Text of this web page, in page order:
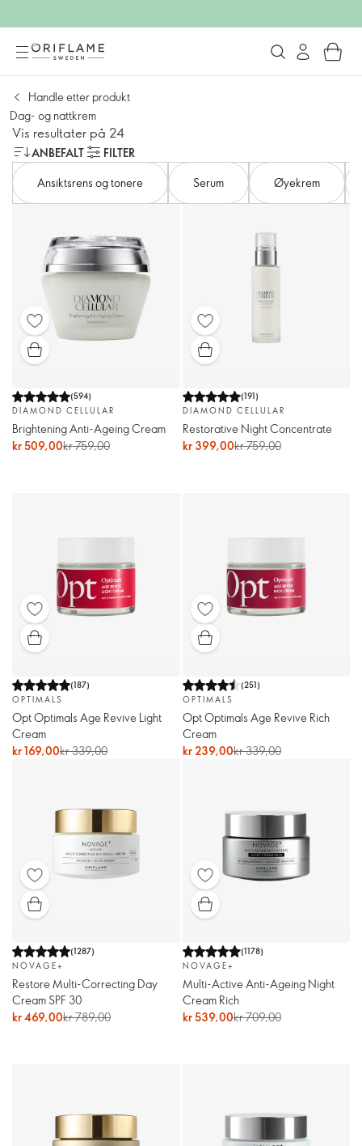
Handle etter produkt
Dag- og nattkrem
Vis resultater på 24
ANBEFALT
FILTER
Ansiktsrens og tonere
Serum Øyekrem
(594)
DIAMOND CELLULAR
Brightening Anti-Ageing Cream
kr 509,00kr 759,00
(191)
DIAMOND CELLULAR
Restorative Night Concentrate
kr 399,00kr 759,00
(187)
OPTIMALS
Opt Optimals Age Revive Light
Cream
kr 169,00kr 339,00
(251)
OPTIMALS
Opt Optimals Age Revive Rich
Cream
kr 239,00kr 339,00
(1287)
NOVAGE+
Restore Multi-Correcting Day
Cream SPF 30
kr 469,00kr 789,00
(1178)
NOVAGE+
Multi-Active Anti-Ageing Night
Cream Rich
kr 539,00kr 709,00